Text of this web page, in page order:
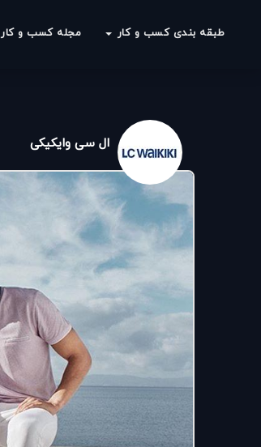
طبقه بندی کسب و کار مجله کسب و کار
ال سی وایکیکی